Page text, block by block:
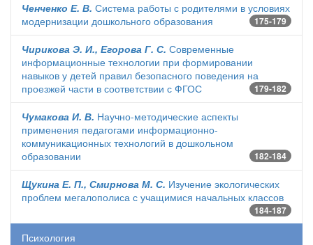
Ченченко Е. В. Система работы с родителями в условиях
модернизации дошкольного образования
175-179
Чирикова Э. И., Егорова Г. С. Современные
информационные технологии при формировании
навыков у детей правил безопасного поведения на
проезжей части в соответствии с ФГОС
179-182
Чумакова И. В. Научно-методические аспекты
применения педагогами информационно-
коммуникационных технологий в дошкольном
образовании
182-184
Щукина Е. П., Смирнова М. С. Изучение экологических
проблем мегалополиса с учащимися начальных классов
184-187
Психология